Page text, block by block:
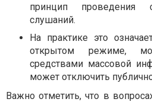
принцип проведения
слушаний.
На практике это
открытом режиме,
средствами массовой
может отключить
Важно отметить, что в